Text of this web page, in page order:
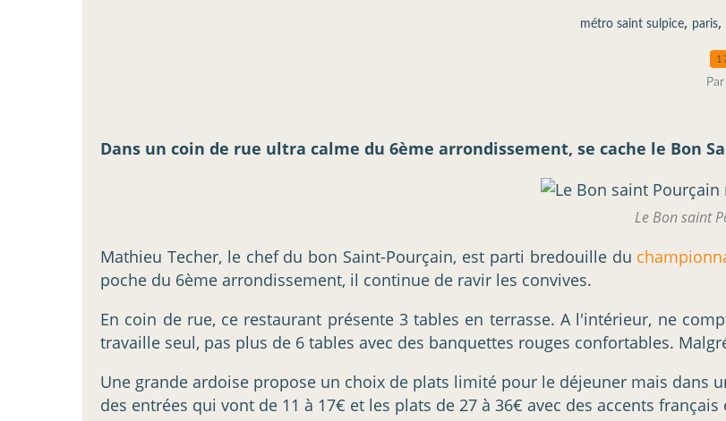
métro saint sulpice, paris,
Dans un coin de rue ultra calme du 6ème arrondissement, se cache le
Le Bon saint
Mathieu Techer, le chef du bon Saint-Pourçain, est parti bredouille du
poche du 6ème arrondissement, il continue de ravir les convives.
En coin de rue, ce restaurant présente 3 tables en terrasse. A l'intérieur, ne
travaille seul, pas plus de 6 tables avec des banquettes rouges confortables.
Une grande ardoise propose un choix de plats limité pour le déjeuner mais dans
des entrées qui vont de 11 à 17€ et les plats de 27 à 36€ avec des accents